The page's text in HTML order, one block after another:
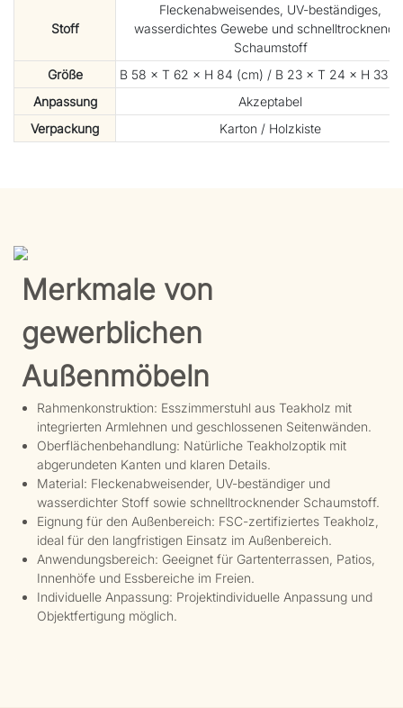
Stoff
Fleckenabweisendes, UV-beständiges,
wasserdichtes Gewebe und
Schaumstoff
Größe
B 58 × T 62 × H 84 (cm) / B 23 × T 24 × H 33
Anpassung
Akzeptabel
Verpackung
Karton / Holzkiste
Merkmale von
gewerblichen
Außenmöbeln
Rahmenkonstruktion: Esszimmerstuhl aus Teakholz mit
integrierten Armlehnen und geschlossenen Seitenwänden.
Oberflächenbehandlung: Natürliche Teakholzoptik mit
abgerundeten Kanten und klaren Details.
Material: Fleckenabweisender, UV-beständiger und
wasserdichter Stoff sowie schnelltrocknender Schaumstoff.
Eignung für den Außenbereich: FSC-zertifiziertes Teakholz,
ideal für den langfristigen Einsatz im Außenbereich.
Anwendungsbereich: Geeignet für Gartenterrassen, Patios,
Innenhöfe und Essbereiche im Freien.
Individuelle Anpassung: Projektindividuelle Anpassung und
Objektfertigung möglich.